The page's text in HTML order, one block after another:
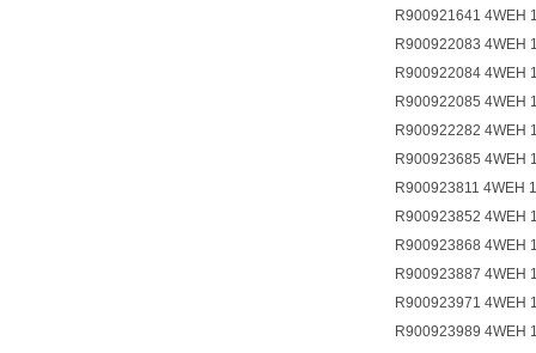
R900921641 4WEH
R900922083 4WEH
R900922084 4WEH
R900922085 4WEH
R900922282 4WEH
R900923685 4WEH
R900923811 4WEH
R900923852 4WEH
R900923868 4WEH
R900923887 4WEH
R900923971 4WEH
R900923989 4WEH